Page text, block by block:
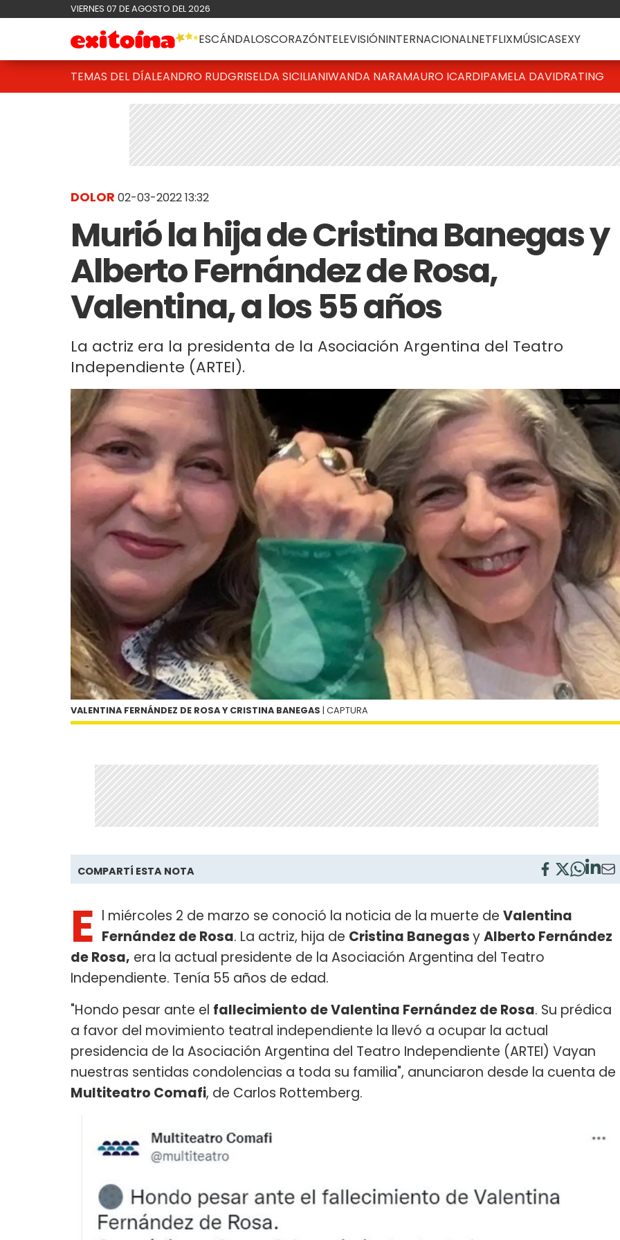
VIERNES 07 DE AGOSTO DEL 2026
ESCÁNDALOSCORAZÓNTELEVISIÓNINTERNACIONALNETFLIXMÚSICASEXY
TEMAS DEL DÍALEANDRO RUDGRISELDA SICILIANIWANDA NARAMAURO ICARDIPAMELA DAVIDRATING
DOLOR 02-03-2022 13:32
Murió la hija de Cristina Banegas y
Alberto Fernández de Rosa,
Valentina, a los 55 años
La actriz era la presidenta de la Asociación Argentina del Teatro
Independiente (ARTEI).
VALENTINA FERNÁNDEZ DE ROSA Y CRISTINA BANEGAS | CAPTURA
COMPARTÍ ESTA NOTA
E l miércoles 2 de marzo se conoció la noticia de la muerte de Valentina
Fernández de Rosa. La actriz, hija de Cristina BanegasyAlberto Fernández
de Rosa, era la actual presidente de la Asociación Argentina del Teatro
Independiente. Tenía 55 años de edad.
"Hondo pesar ante el fallecimiento de Valentina Fernández de Rosa. Su prédica
a favor del movimiento teatral independiente la llevó a ocupar la actual
presidencia de la Asociación Argentina del Teatro Independiente (ARTEI) Vayan
nuestras sentidas condolencias a toda su familia", anunciaron desde la cuenta de
Multiteatro Comafi, de Carlos Rottemberg.